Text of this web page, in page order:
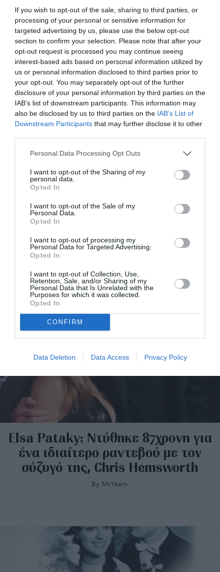
If you wish to opt-out of the sale, sharing to third parties, or
processing of your personal or sensitive information for
targeted advertising by us, please use the below opt-out
section to confirm your selection. Please note that after your
opt-out request is processed you may continue seeing
interest-based ads based on personal information utilized by
us or personal information disclosed to third parties prior to
your opt-out. You may separately opt-out of the further
disclosure of your personal information by third parties on the
IAB’s list of downstream participants. This information may
also be disclosed by us to third parties on the IAB’s List of
Downstream Participants that may further disclose it to other
Personal Data Processing Opt Outs
I want to opt-out of the Sharing of my
personal data.
Opted In
I want to opt-out of the Sale of my
Personal Data.
Opted In
I want to opt-out of processing my
Personal Data for Targeted Advertising.
Opted In
I want to opt-out of Collection, Use,
Retention, Sale, and/or Sharing of my
Personal Data that Is Unrelated with the
Purposes for which it was collected.
Opted In
CONFIRM
Data Deletion Data Access Privacy Policy
Ο Chris Hemsworth 85 ετών: Η
φωτογραφία που δεν φαίνεται με
Elsa Pataky: Ντύθηκε 87χρονη για
ένα ιδιαίτερο ραντεβού με τον
σύζυγό της, Chris Hemsworth
By Mcteam